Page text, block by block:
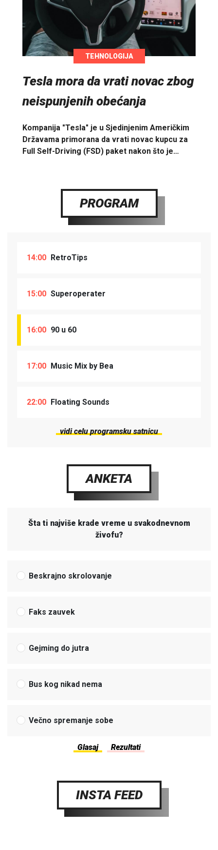
TEHNOLOGIJA
Tesla mora da vrati novac zbog
neispunjenih obećanja
Kompanija "Tesla" je u Sjedinjenim Američkim
Državama primorana da vrati novac kupcu za
Full Self-Driving (FSD) paket nakon što je…
PROGRAM
14:00 RetroTips
15:00 Superoperater
16:00 90 u 60
17:00 Music Mix by Bea
22:00 Floating Sounds
vidi celu programsku satnicu
ANKETA
Šta ti najviše krade vreme u svakodnevnom
živofu?
Beskrajno skrolovanje
Faks zauvek
Gejming do jutra
Bus kog nikad nema
Večno spremanje sobe
INSTA FEED